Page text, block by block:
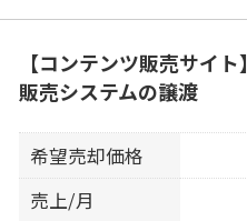
【コンテンツ販売サイ
販売システムの譲渡
希望売却価格
売上/月